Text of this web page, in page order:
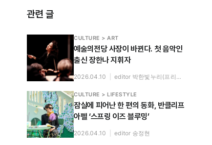
관련 글
CULTURE > ART
예술의전당 사장이 바뀐다. 첫 음악인
출신 장한나 지휘자
2026.04.10 editor 박한빛누리(프리랜서)
CULTURE > LIFESTYLE
잠실에 피어난 한 편의 동화, 반클리프
아펠 ‘스프링 이즈 블루밍’
2026.04.10 editor 송정현